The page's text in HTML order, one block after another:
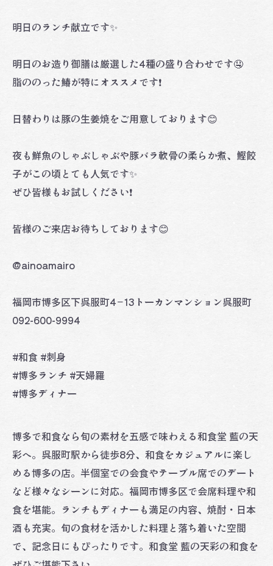
明日のランチ献立です✨
明日のお造り御膳は厳選した4種の盛り合わせです🤤
脂ののった鰆が特にオススメです❗️
日替わりは豚の生姜焼をご用意しております😊
夜も鮮魚のしゃぶしゃぶや豚バラ軟骨の柔らか煮、鰹餃
子がこの頃とても人気です✨
ぜひ皆様もお試しください❗️
皆様のご来店お待ちしております😊
@ainoamairo
福岡市博多区下呉服町4−13トーカンマンション呉服町
092-600-9994
#和食 #刺身
#博多ランチ #天婦羅
#博多ディナー
博多で和食なら旬の素材を五感で味わえる和食堂 藍の天
彩へ。呉服町駅から徒歩8分、和食をカジュアルに楽し
める博多の店。半個室での会食やテーブル席でのデート
など様々なシーンに対応。福岡市博多区で会席料理や和
食を堪能。ランチもディナーも満足の内容、焼酎・日本
酒も充実。旬の食材を活かした料理と落ち着いた空間
で、記念日にもぴったりです。和食堂 藍の天彩の和食を